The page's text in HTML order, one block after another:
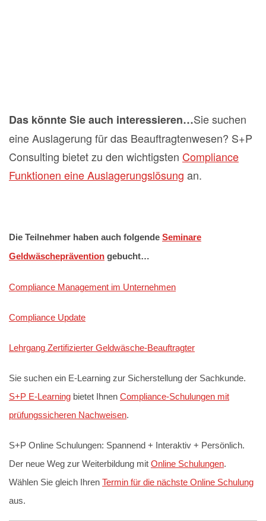
Das könnte Sie auch interessieren…Sie suchen
eine Auslagerung für das Beauftragtenwesen? S+P
Consulting bietet zu den wichtigsten Compliance
Funktionen eine Auslagerungslösung an.
Die Teilnehmer haben auch folgende Seminare
Geldwäscheprävention gebucht…
Compliance Management im Unternehmen
Compliance Update
Lehrgang Zertifizierter Geldwäsche-Beauftragter
Sie suchen ein E-Learning zur Sicherstellung der Sachkunde.
S+P E-Learning bietet Ihnen Compliance-Schulungen mit
prüfungssicheren Nachweisen.
S+P Online Schulungen: Spannend + Interaktiv + Persönlich.
Der neue Weg zur Weiterbildung mit Online Schulungen.
Wählen Sie gleich Ihren Termin für die nächste Online Schulung
aus.